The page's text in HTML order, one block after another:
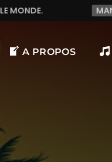
MANU972
A PROPOS